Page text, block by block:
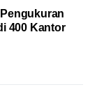
400 Kantor